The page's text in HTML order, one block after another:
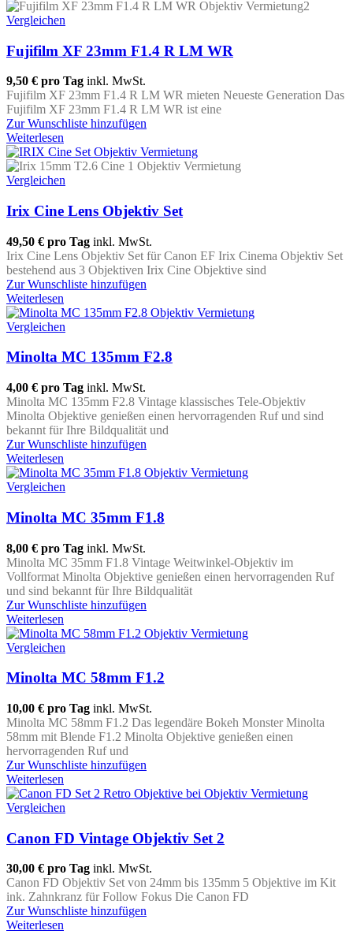
Vergleichen
Fujifilm XF 23mm F1.4 R LM WR
9,50 € pro Tag inkl. MwSt.
Fujifilm XF 23mm F1.4 R LM WR mieten Neueste Generation Das
Fujifilm XF 23mm F1.4 R LM WR ist eine
Zur Wunschliste hinzufügen
Weiterlesen
Vergleichen
Irix Cine Lens Objektiv Set
49,50 € pro Tag inkl. MwSt.
Irix Cine Lens Objektiv Set für Canon EF Irix Cinema Objektiv Set
bestehend aus 3 Objektiven Irix Cine Objektive sind
Zur Wunschliste hinzufügen
Weiterlesen
Vergleichen
Minolta MC 135mm F2.8
4,00 € pro Tag inkl. MwSt.
Minolta MC 135mm F2.8 Vintage klassisches Tele-Objektiv
Minolta Objektive genießen einen hervorragenden Ruf und sind
bekannt für Ihre Bildqualität und
Zur Wunschliste hinzufügen
Weiterlesen
Vergleichen
Minolta MC 35mm F1.8
8,00 € pro Tag inkl. MwSt.
Minolta MC 35mm F1.8 Vintage Weitwinkel-Objektiv im
Vollformat Minolta Objektive genießen einen hervorragenden Ruf
und sind bekannt für Ihre Bildqualität
Zur Wunschliste hinzufügen
Weiterlesen
Vergleichen
Minolta MC 58mm F1.2
10,00 € pro Tag inkl. MwSt.
Minolta MC 58mm F1.2 Das legendäre Bokeh Monster Minolta
58mm mit Blende F1.2 Minolta Objektive genießen einen
hervorragenden Ruf und
Zur Wunschliste hinzufügen
Weiterlesen
Vergleichen
Canon FD Vintage Objektiv Set 2
30,00 € pro Tag inkl. MwSt.
Canon FD Objektiv Set von 24mm bis 135mm 5 Objektive im Kit
ink. Zahnkranz für Follow Fokus Die Canon FD
Zur Wunschliste hinzufügen
Weiterlesen